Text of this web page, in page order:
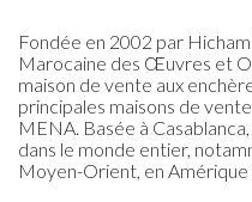
Fondée en 2002 par
Marocaine des Œuvres et
maison de vente aux
principales maisons de
MENA. Basée à
dans le monde entier,
Moyen-Orient, en